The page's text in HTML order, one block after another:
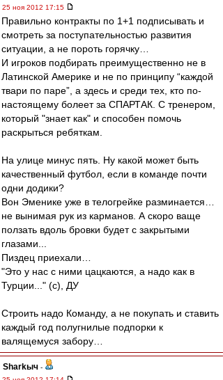
25 ноя 2012 17:15
Правильно контракты по 1+1 подписывать и
смотреть за поступательностью развития
ситуации, а не пороть горячку…
И игроков подбирать преимущественно не в
Латинской Америке и не по принципу “каждой
твари по паре”, а здесь и среди тех, кто по-
настоящему болеет за СПАРТАК. С тренером,
который "знает как" и способен помочь
раскрыться ребяткам.
На улице минус пять. Ну какой может быть
качественный футбол, если в команде почти
одни додики?
Вон Эменике уже в телогрейке разминается…
не вынимая рук из карманов. А скоро ваще
ползать вдоль бровки будет с закрытыми
глазами...
Пиздец приехали…
"Это у нас с ними цацкаются, а надо как в
Турции..." (c), ДУ
Строить надо Команду, а не покупать и ставить
каждый год полугнилые подпорки к
валящемуся забору…
Sharkыч -